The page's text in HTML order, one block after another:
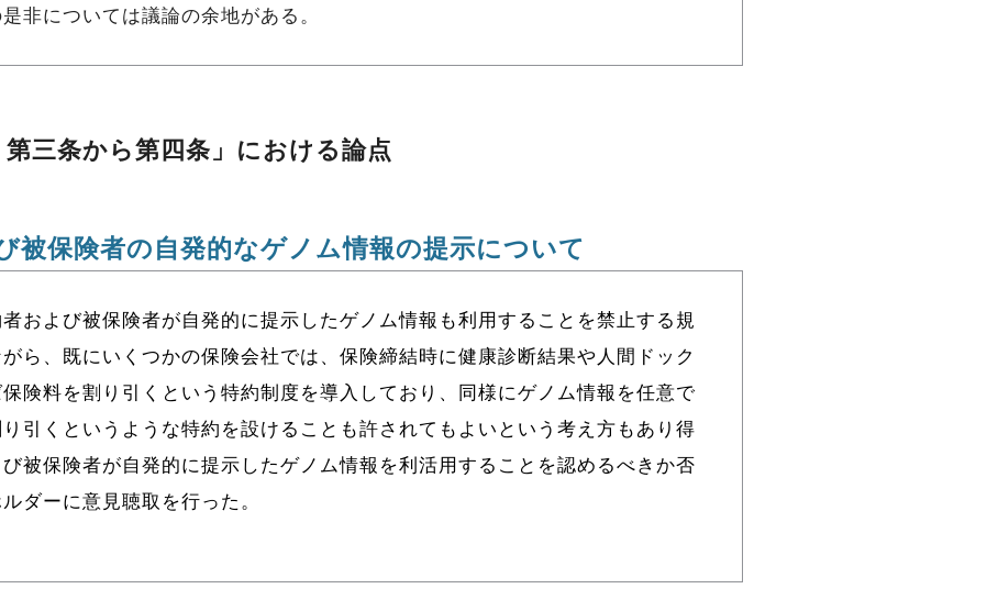
非については議論の余地がある。
三条から第四条」における論点
保険者の自発的なゲノム情報の提示について
および被保険者が自発的に提示したゲノム情報も利用することを禁止する規
ら、既にいくつかの保険会社では、保険締結時に健康診断結果や⼈間ドック
険料を割り引くという特約制度を導⼊しており、同様にゲノム情報を任意で
引くというような特約を設けることも許されてもよいという考え方もあり得
被保険者が自発的に提示したゲノム情報を利活用することを認めるべきか否
ダーに意見聴取を行った。